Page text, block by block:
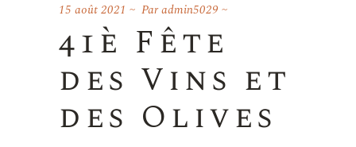
15 août 2021 Paradmin5029
41è Fête
des Vins et
des Olives